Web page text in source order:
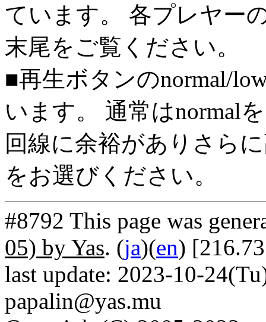
ています。 各プレヤー
末尾をご覧ください。
■再生ボタンのnormal/
います。 通常はnormal
回線に余裕がありさら
をお選びください。
#8792 This page was
05) by Yas. (ja)(en)
last update: 2023-10-
papalin@yas.mu